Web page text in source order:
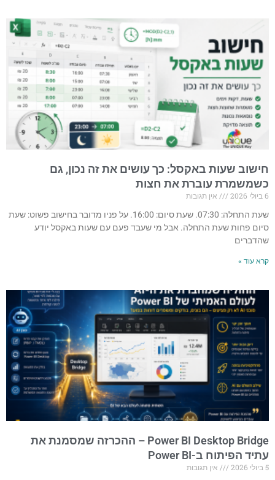
חישוב שעות באקסל: כך עושים את זה נכון, גם
כשמשמרת עוברת את חצות
6 ביולי 2026
אין תגובות
שעת התחלה: 07:30. שעת סיום: 16:00. על פניו מדובר בחישוב פשוט: שעת
סיום פחות שעת התחלה. אבל מי שעבד פעם עם שעות באקסל יודע
שהדברים
קרא עוד »
Power BI Desktop Bridge – ההכרזה שמסמנת את
עתיד הפיתוח ב-Power BI
5 ביולי 2026
אין תגובות